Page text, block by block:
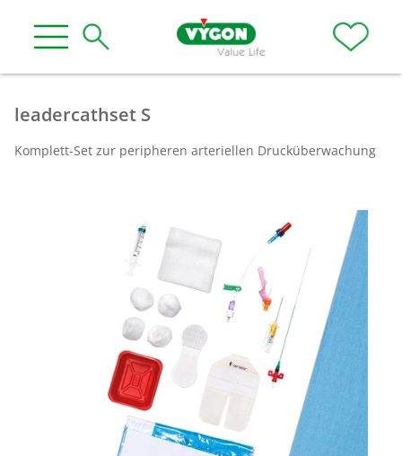
leadercathset S
Komplett-Set zur peripheren arteriellen Druck­über­wachung